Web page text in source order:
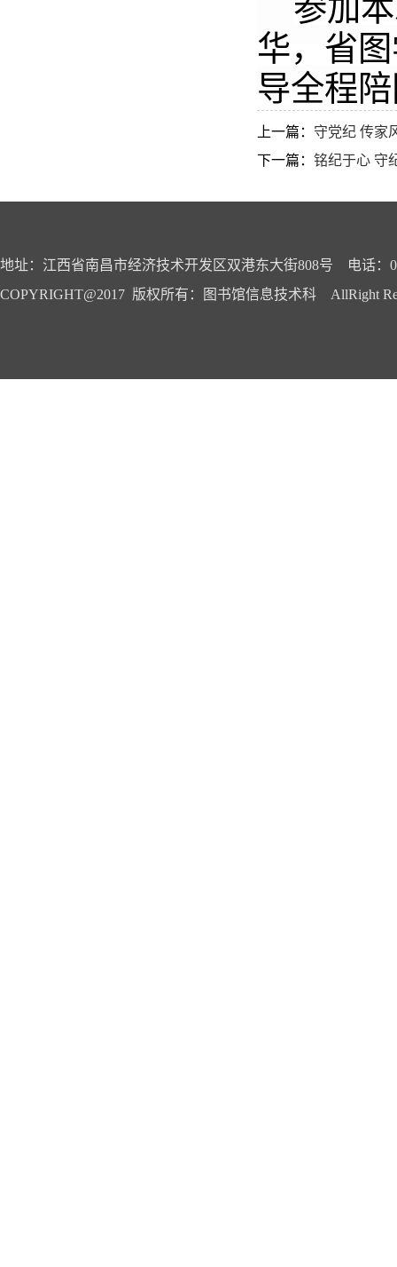
参加
华， 省
导全程
上一篇： 守党纪 传家
下一篇： 铭纪于心 守
地址：江西省南昌市经济技术开发区双港东大街808号 电话：
COPYRIGHT@2017 版权所有：图书馆信息技术科 AllRight